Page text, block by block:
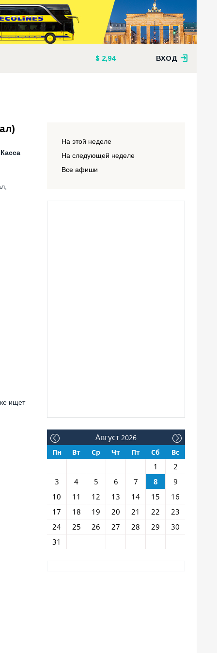
2,94 ВХОД
ищет
На этой неделе
На следующей неделе
Все афиши
Август 2026
Пн
Вт Ср Чт Пт Сб Вс
1
2
3
4 5 6 7 8
9
10
11 12 13 14 15
16
17
18 19 20 21 22
23
24
25 26 27 28 29
30
31